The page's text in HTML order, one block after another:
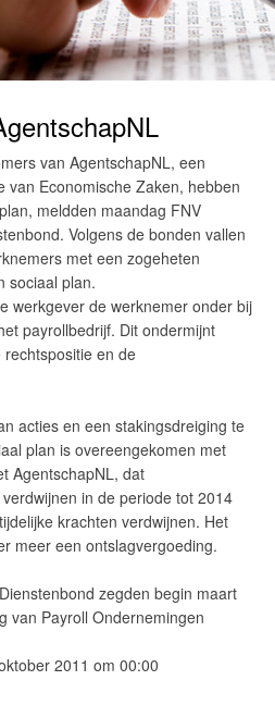
van AgentschapNL, een
van Economische Zaken, hebben
meldden maandag FNV
Volgens de bonden vallen
met een zogeheten
sociaal plan.
werkgever de werknemer onder bij
payrollbedrijf. Dit ondermijnt
en de
acties en een stakingsdreiging te
plan is overeengekomen met
AgentschapNL, dat
in de periode tot 2014
krachten verdwijnen. Het
meer een ontslagvergoeding.
zegden begin maart
van Payroll Ondernemingen
2011 om 00:00